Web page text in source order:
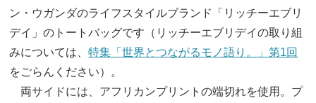
ン・ウガンダのライフスタイルブランド「リッチーエブリ
デイ」のトートバッグです（リッチーエブリデイの取り組
みについては、特集「世界とつながるモノ語り。」第1回
をごらんください）。
両サイドには、アフリカンプリントの端切れを使用。プ